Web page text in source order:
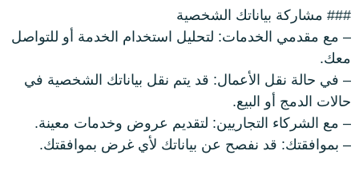
### مشاركة بياناتك الشخصية
– مع مقدمي الخدمات: لتحليل استخدام الخدمة أو للتواصل
معك.
– في حالة نقل الأعمال: قد يتم نقل بياناتك الشخصية في
حالات الدمج أو البيع.
– مع الشركاء التجاريين: لتقديم عروض وخدمات معينة.
– بموافقتك: قد نفصح عن بياناتك لأي غرض بموافقتك.